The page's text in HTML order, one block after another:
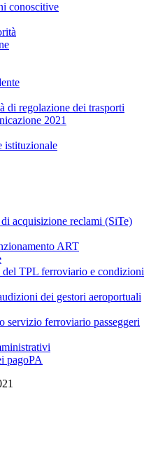
conoscitive
di regolazione dei trasporti
2021
istituzionale
acquisizione reclami (SiTe)
ART
TPL ferroviario e condizioni
dei gestori aeroportuali
servizio ferroviario passeggeri
pagoPA